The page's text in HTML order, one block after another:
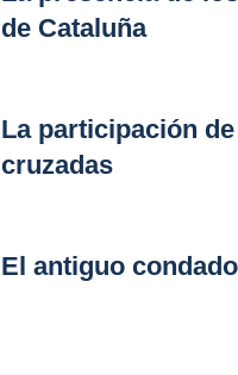
de Cataluña
La participación
cruzadas
El antiguo